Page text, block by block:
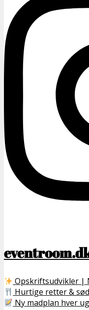
Opskriftsudvikler |
Hurtige retter &
Ny madplan hver